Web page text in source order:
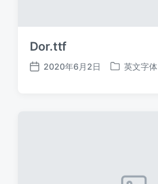
Dor.ttf
发
2020年6月2日
发
英文字体